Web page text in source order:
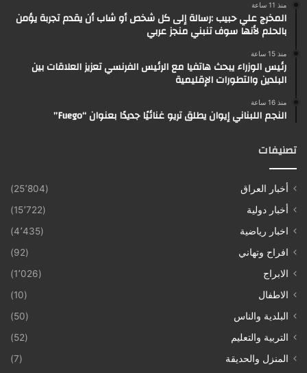
منذ 11 ساعة
المخرج علي حبيب :رسالة إلى كل شخص أو شاب أن يقدم تجربة يؤمن
بالحلم لأنها سوف تنبني منجز عربي
منذ 15 ساعة
رئيس الوزراء يبحث هاتفيا مع الرئيس الفرنسي تعزيز العلاقات بين
البلدين والتطورات الإقليمية
منذ 16 ساعة
النجم اللبناني إيوان يطلق تريو غنائيًا جديدًا بعنوان “Fuego”
تصنيفات
أخبار العراق
(25٬804)
أخبار دولية
(15٬722)
اخبار رياضية
(4٬435)
افراح وتهاني
(92)
الابراج
(1٬026)
الاطفال
(10)
البلدية والناس
(50)
التربية والتعليم
(52)
المنزل والحديقة
(7)